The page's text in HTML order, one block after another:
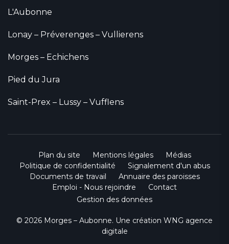
L'Aubonne
Lonay – Préverenges – Vullierens
Morges – Echichens
Pied du Jura
Saint-Prex – Lussy – Vufflens
Plan du site Mentions légales
Médias
Politique de confidentialité
Signalement d'un abus
Documents de travail
Annuaire des paroisses
Emploi - Nous rejoindre
Contact
Gestion des données
© 2026 Morges – Aubonne. Une création WNG agence
digitale